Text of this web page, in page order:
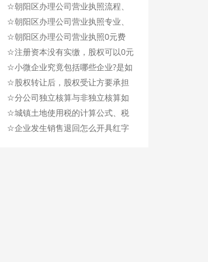
务、态度诚恳！
☆朝阳区办理公司营业执照流程、
及时办理，只需3天！
☆朝阳区办理公司营业执照专业、
详细流程！
☆朝阳区办理公司营业执照0元费
用、正在优惠中！
☆注册资本没有实缴，股权可以0元
转让吗？
☆小微企业究竟包括哪些企业?是如
何划分的？
☆股权转让后，股权受让方要承担
原股东未实缴出资部分的责任
吗？
☆分公司独立核算与非独立核算如
何报税?
☆城镇土地使用税的计算公式、税
率、纳税时间、政策
☆企业发生销售退回怎么开具红字